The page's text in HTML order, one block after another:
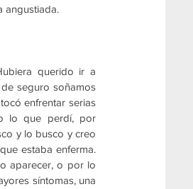
angustiada.
querido ir a
seguro soñamos
enfrentar serias
lo que perdí, por
y lo busco y creo
estaba enferma.
aparecer, o por lo
síntomas, una